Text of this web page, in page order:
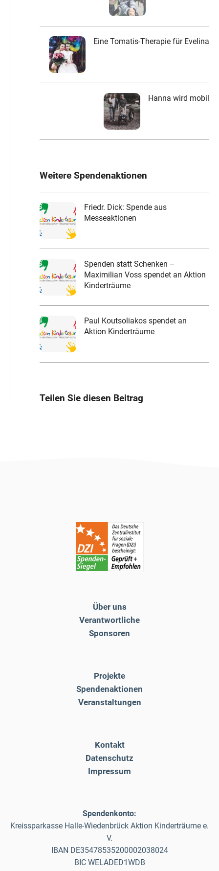
Eine Tomatis-Therapie für Evelina
Hanna wird mobil
Weitere Spendenaktionen
Friedr. Dick: Spende aus
Messeaktionen
Spenden statt Schenken –
Maximilian Voss spendet an Aktion
Kinderträume
Paul Koutsoliakos spendet an
Aktion Kinderträume
Teilen Sie diesen Beitrag
Über uns
Verantwortliche
Sponsoren
Projekte
Spendenaktionen
Veranstaltungen
Kontakt
Datenschutz
Impressum
Spendenkonto:
Kreissparkasse Halle-Wiedenbrück Aktion Kinderträume e.
V.
IBAN DE35478535200002038024
BIC WELADED1WDB